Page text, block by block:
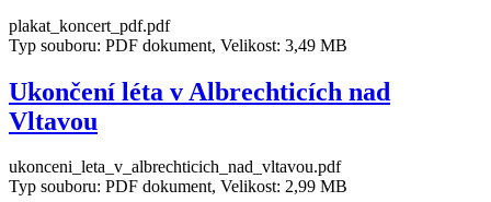
plakat_koncert_pdf.pdf
Typ souboru: PDF dokument, Velikost: 3,49 MB
Ukončení léta v Albrechticích nad
Vltavou
ukonceni_leta_v_albrechticich_nad_vltavou.pdf
Typ souboru: PDF dokument, Velikost: 2,99 MB